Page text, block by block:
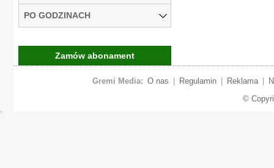
PO GODZINACH
Zamów abonament
Gremi Media: O nas Regulamin Reklama
©